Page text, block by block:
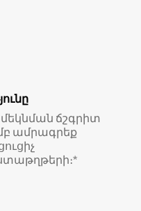
ճշգրիտ
ամրագրեք